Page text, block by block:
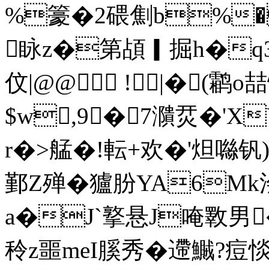
%籇�2 碨劁b%
眿z�第頕▎掘h�q3
伩|@@ !|�(鹴o
$w,9┎�7濻烎�'X
r�>艋�!転+欢�'炟
鄞Z殚�獹朌
a�J`撉悬J唵斁男
秢z噩meI膎秀�遰鱡?